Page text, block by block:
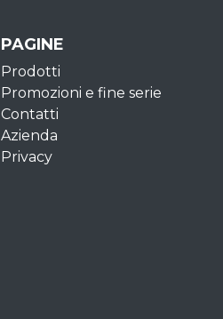
PAGINE
Prodotti
Promozioni e fine serie
Contatti
Azienda
Privacy